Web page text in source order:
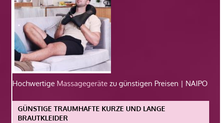
Hochwertige Massagegeräte zu günstigen Preisen | NAIPO
GÜNSTIGE TRAUMHAFTE KURZE UND LANGE
BRAUTKLEIDER